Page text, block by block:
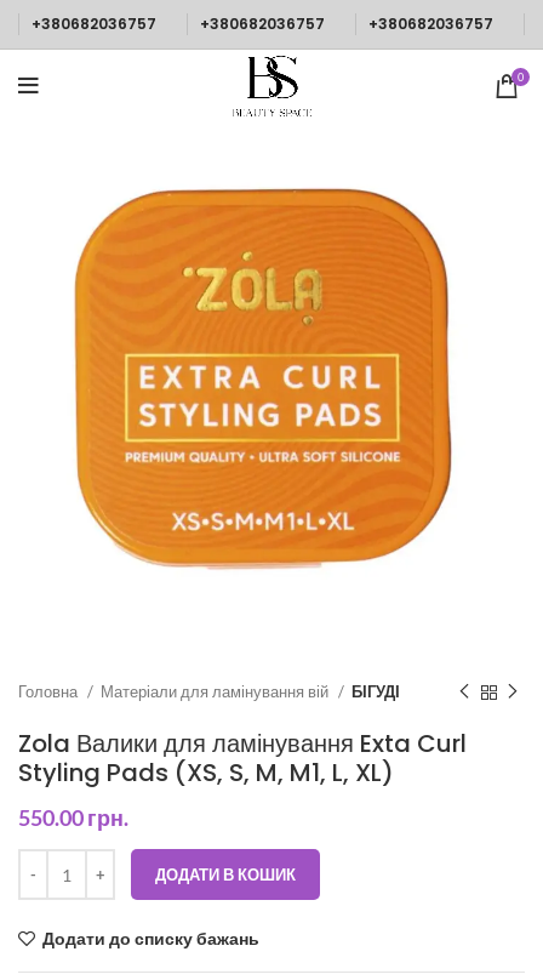
+380682036757 +380682036757 +380682036757
0
Головна Матеріали для ламінування вій БІГУДІ
Zola Валики для ламінування Exta Curl
Styling Pads (XS, S, M, M1, L, XL)
550.00грн.
ДОДАТИ В КОШИК
Додати до списку бажань